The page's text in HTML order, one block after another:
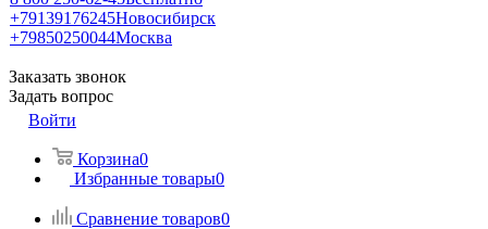
+79139176245Новосибирск
+79850250044Москва
Заказать звонок
Задать вопрос
Войти
Корзина0
Избранные товары0
Сравнение товаров0